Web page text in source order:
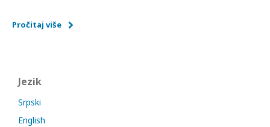
Pročitaj više
Jezik
Srpski
English